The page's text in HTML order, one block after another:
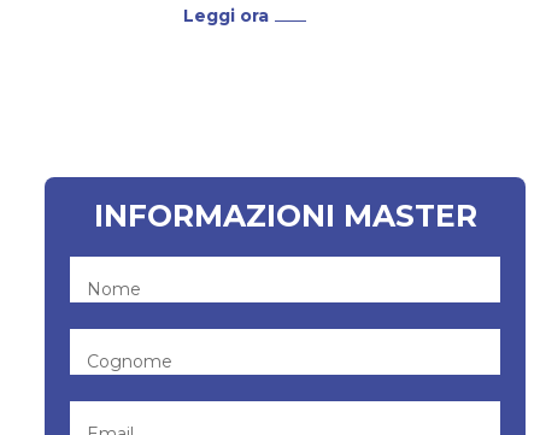
di nuove forze. Il Master I Livello
Leggi ora
INFORMAZIONI MASTER
Nome
Cognome